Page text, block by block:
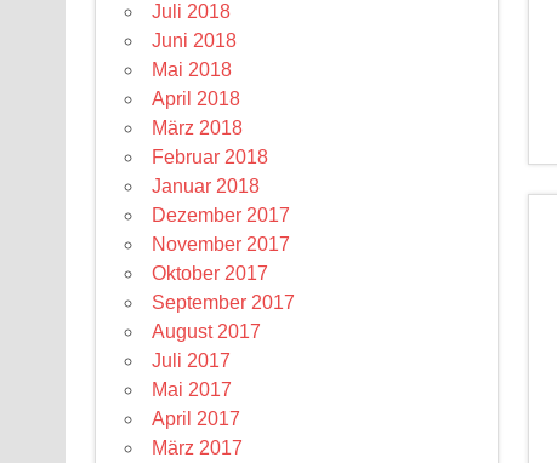
Juli 2018
Juni 2018
Mai 2018
April 2018
März 2018
Februar 2018
Januar 2018
Dezember 2017
November 2017
Oktober 2017
September 2017
August 2017
Juli 2017
Mai 2017
April 2017
März 2017